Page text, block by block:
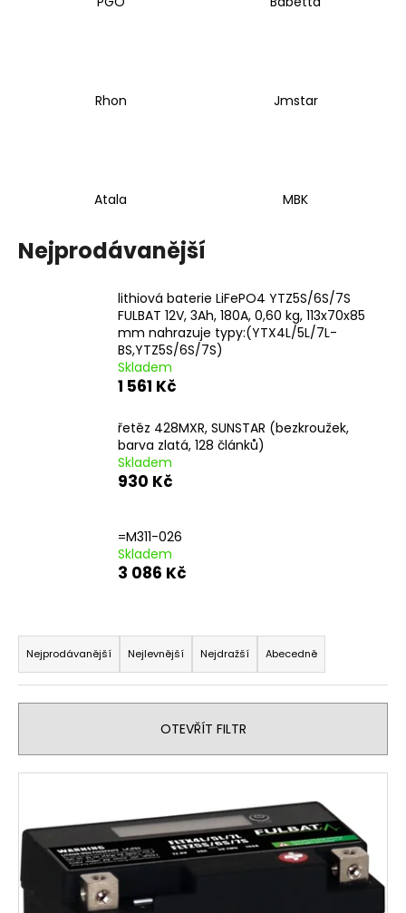
Rhon Jmstar
Atala MBK
Nejprodávanější
lithiová baterie LiFePO4 YTZ5S/6S/7S
FULBAT 12V, 3Ah, 180A, 0,60 kg, 113x70x85
mm nahrazuje typy:(YTX4L/5L/7L-
BS,YTZ5S/6S/7S)
Skladem
1 561 Kč
řetěz 428MXR, SUNSTAR (bezkroužek,
barva zlatá, 128 článků)
Skladem
930 Kč
=M311-026
Skladem
3 086 Kč
Ř
a
z
e
í
p
o
d
u
k
Nejprodávanější Nejlevnější Nejdražší Abecedně
OTEVŘÍT FILTR
V
p
i
s
p